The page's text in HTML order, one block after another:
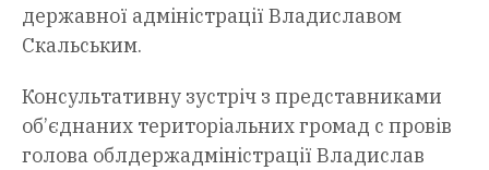
державної адміністрації Владиславом
Скальським.
Консультативну зустріч з представниками
об’єднаних територіальних громад с провів
голова облдержадміністрації Владислав